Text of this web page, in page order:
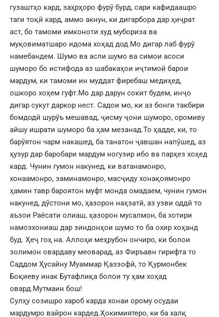
гузаштҳо кард, заҳрҳоро фурӯ бурд, сари кафидаашро
таги тоқӣ кард, аммо акнун, ки дигарбора дар ҳиҷрат
аст, бо тамоми имконоти худ мубориза ва
муқовиматшаро идома хоҳад дод.Мо дигар лаб фурӯ
намебандем. Шумо ва асли шумо ва симои асоси
шуморо бо истифода аз шабакаҳои иҷтимоӣ барои
мардум, ки тамоми ин муддат фиребаш медиҳед,
ошкоро хоҳем гуфт.Мо дар дарун сокит будем, инҷо
дигар сукут даркор нест. Садои мо, ки аз бонги такбири
бомдодӣ шурӯъ мешавад, ҷисму ҷони шуморо, оромиву
айшу ишрати шуморо ба ҳам мезанад.То ҳадде, ки, то
барӯятон чарм накашед, ба танатон ҷавшан напӯшед, аз
ҳузур дар баробари мардум ногузир ибо ва парҳез хоҳед
кард. Чунин гумон накунед, ки ватанамонро,
хонаамонро, заминамонро, масҷиду хонақоямонро
ҳамин тавр бароятон муфт монда омадаем, чунин гумон
накунед, дӯстони мо, ҳазорон наҳзатӣ, аз узви оддӣ то
аъзои Раёсати олиаш, ҳазорон мусалмон, ба хотири
намозхониаш дар зиндонҳои шумо то ба охир хоҳанд
буд. Ҳеҷ гоҳ на. Аллоҳи меҳрубон ончиро, ки болои
золимон овардаву меоварад, аз Фиръавн гирифта то
Саддом Ҳусайну Муаммар Қаззофӣ, то Қурмонбек
Боқиеву инак Бутафлиқа болои ту ҳам хоҳад
овард.Мутмаин бош!
Сулҳу созишро хароб карда хонаи орому осудаи
мардумро вайрон кардед.Ҳокимиятеро, ки ба халқ